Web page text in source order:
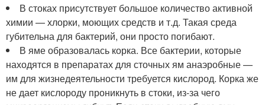
В стоках присутствует большое количество активной
химии — хлорки, моющих средств и т.д. Такая среда
губительна для бактерий, они просто погибают.
В яме образовалась корка. Все бактерии, которые
находятся в препаратах для сточных ям анаэробные —
им для жизнедеятельности требуется кислород. Корка же
не дает кислороду проникнуть в стоки, из-за чего